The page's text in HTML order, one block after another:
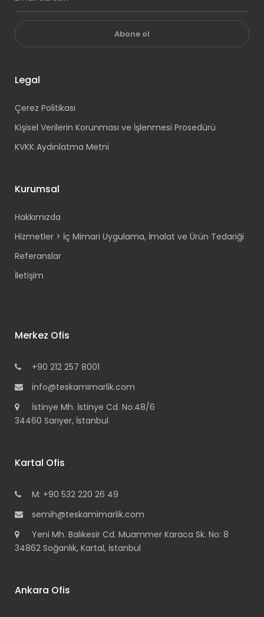
Abone ol
Legal
Çerez Politikası
Kişisel Verilerin Korunması ve İşlenmesi Prosedürü
KVKK Aydınlatma Metni
Kurumsal
Hakkımızda
Hizmetler > İç Mimari Uygulama, İmalat ve Ürün Tedariği
Referanslar
İletişim
Merkez Ofis
+90 212 257 8001
info@teskamimarlik.com
İstinye Mh. İstinye Cd. No:48/6
34460 Sarıyer, İstanbul
Kartal Ofis
M: +90 532 220 26 49
semih@teskamimarlik.com
Yeni Mh. Balıkesir Cd. Muammer Karaca Sk. No: 8
34862 Soğanlık, Kartal, İstanbul
Ankara Ofis